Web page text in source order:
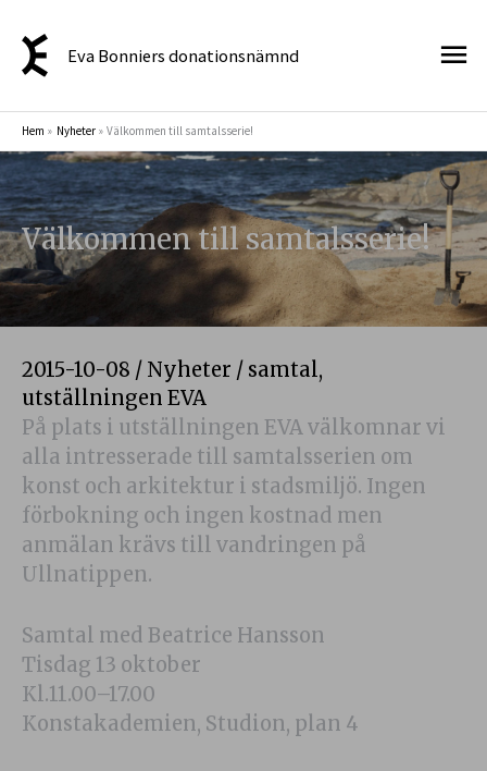
till
innehåll
Eva Bonniers donationsnämnd
Hem Nyheter Välkommen till samtalsserie!
Välkommen till samtalsserie!
2015-10-08 / Nyheter / samtal,
utställningen EVA
På plats i utställningen EVA välkomnar vi
alla intresserade till samtalsserien om
konst och arkitektur i stadsmiljö. Ingen
förbokning och ingen kostnad men
anmälan krävs till vandringen på
Ullnatippen.
Samtal med Beatrice Hansson
Tisdag 13 oktober
Kl.11.00–17.00
Konstakademien, Studion, plan 4